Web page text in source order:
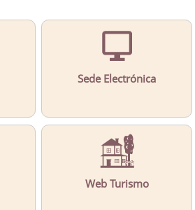
Sede Electrónica
Web Turismo